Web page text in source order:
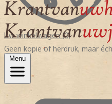
Uw winkelwagen (0)
Geen kopie of herdruk, maar
Menu